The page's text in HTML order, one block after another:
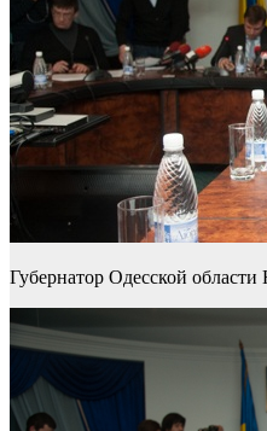
Губернатор Одесской